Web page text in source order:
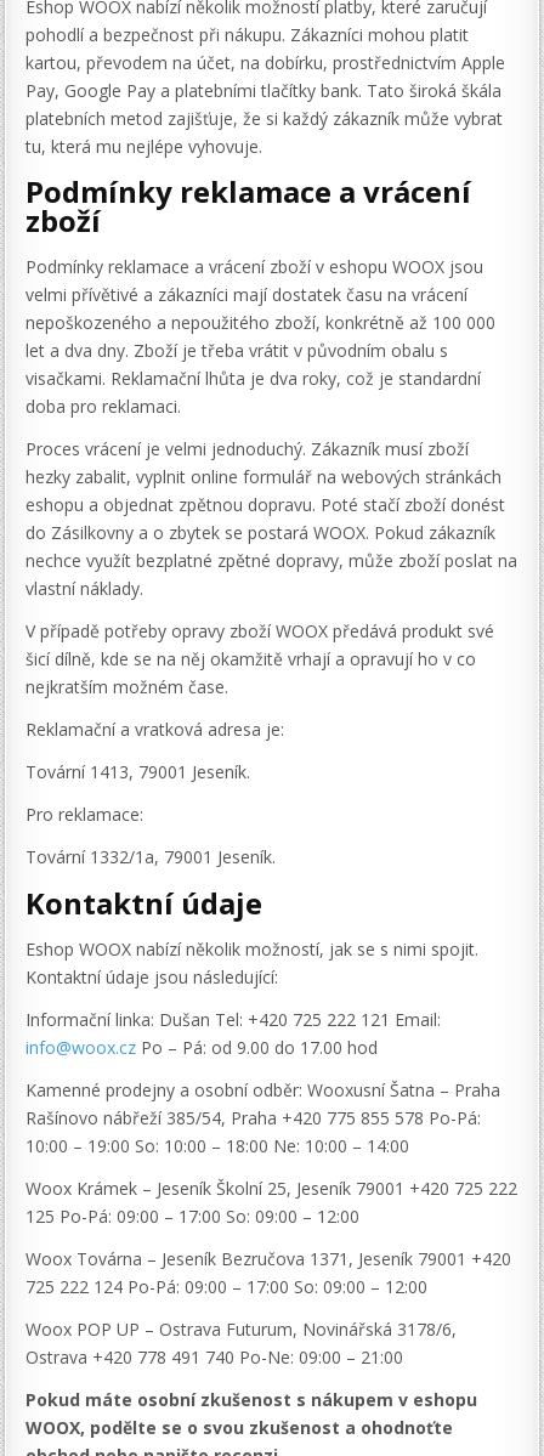
Eshop WOOX nabízí několik možností platby, které zaručují
pohodlí a bezpečnost při nákupu. Zákazníci mohou platit
kartou, převodem na účet, na dobírku, prostřednictvím Apple
Pay, Google Pay a platebními tlačítky bank. Tato široká škála
platebních metod zajišťuje, že si každý zákazník může vybrat
tu, která mu nejlépe vyhovuje.
Podmínky reklamace a vrácení
zboží
Podmínky reklamace a vrácení zboží v eshopu WOOX jsou
velmi přívětivé a zákazníci mají dostatek času na vrácení
nepoškozeného a nepoužitého zboží, konkrétně až 100 000
let a dva dny. Zboží je třeba vrátit v původním obalu s
visačkami. Reklamační lhůta je dva roky, což je standardní
doba pro reklamaci.
Proces vrácení je velmi jednoduchý. Zákazník musí zboží
hezky zabalit, vyplnit online formulář na webových stránkách
eshopu a objednat zpětnou dopravu. Poté stačí zboží donést
do Zásilkovny a o zbytek se postará WOOX. Pokud zákazník
nechce využít bezplatné zpětné dopravy, může zboží poslat na
vlastní náklady.
V případě potřeby opravy zboží WOOX předává produkt své
šicí dílně, kde se na něj okamžitě vrhají a opravují ho v co
nejkratším možném čase.
Reklamační a vratková adresa je:
Tovární 1413, 79001 Jeseník.
Pro reklamace:
Tovární 1332/1a, 79001 Jeseník.
Kontaktní údaje
Eshop WOOX nabízí několik možností, jak se s nimi spojit.
Kontaktní údaje jsou následující:
Informační linka: Dušan Tel: +420 725 222 121 Email:
info@woox.cz Po – Pá: od 9.00 do 17.00 hod
Kamenné prodejny a osobní odběr: Wooxusní Šatna – Praha
Rašínovo nábřeží 385/54, Praha +420 775 855 578 Po-Pá:
10:00 – 19:00 So: 10:00 – 18:00 Ne: 10:00 – 14:00
Woox Krámek – Jeseník Školní 25, Jeseník 79001 +420 725 222
125 Po-Pá: 09:00 – 17:00 So: 09:00 – 12:00
Woox Továrna – Jeseník Bezručova 1371, Jeseník 79001 +420
725 222 124 Po-Pá: 09:00 – 17:00 So: 09:00 – 12:00
Woox POP UP – Ostrava Futurum, Novinářská 3178/6,
Ostrava +420 778 491 740 Po-Ne: 09:00 – 21:00
Pokud máte osobní zkušenost s nákupem v eshopu
WOOX, podělte se o svou zkušenost a ohodnoťte